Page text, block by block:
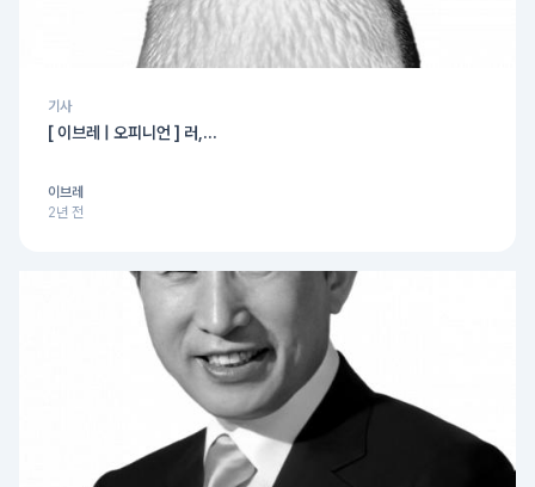
기사
[ 이브레 | 오피니언 ] 러,...
이브레
2년 전